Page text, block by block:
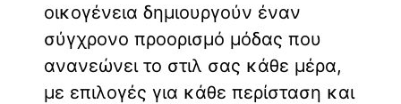
οικογένεια δημιουργούν έναν
σύγχρονο προορισμό μόδας που
ανανεώνει το στιλ σας κάθε μέρα,
με επιλογές για κάθε περίσταση και